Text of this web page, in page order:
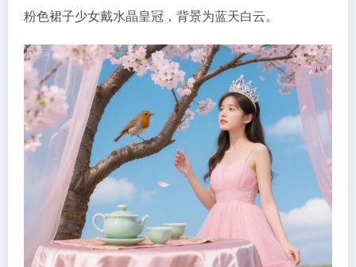
粉色裙子少女戴水晶皇冠，背景为蓝天白云。